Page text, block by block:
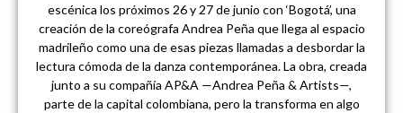
escénica los próximos 26 y 27 de junio con ‘Bogotá’, una
creación de la coreógrafa Andrea Peña que llega al espacio
madrileño como una de esas piezas llamadas a desbordar la
lectura cómoda de la danza contemporánea. La obra, creada
junto a su compañía AP&A —Andrea Peña & Artists—,
parte de la capital colombiana, pero la transforma en algo